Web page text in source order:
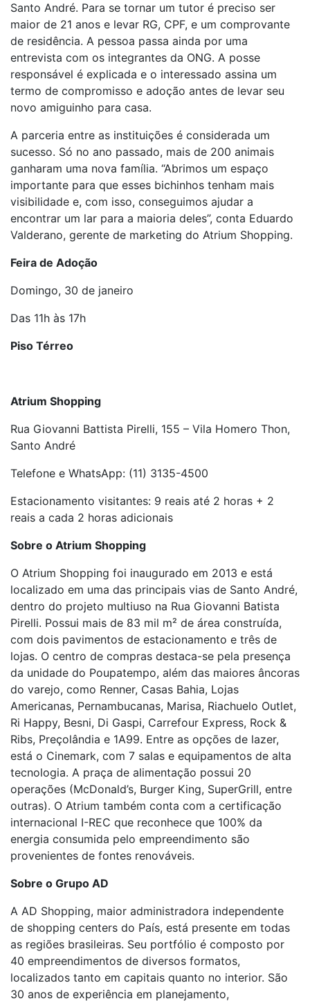
Santo André. Para se tornar um tutor é preciso ser
maior de 21 anos e levar RG, CPF, e um comprovante
de residência. A pessoa passa ainda por uma
entrevista com os integrantes da ONG. A posse
responsável é explicada e o interessado assina um
termo de compromisso e adoção antes de levar seu
novo amiguinho para casa.
A parceria entre as instituições é considerada um
sucesso. Só no ano passado, mais de 200 animais
ganharam uma nova família. “Abrimos um espaço
importante para que esses bichinhos tenham mais
visibilidade e, com isso, conseguimos ajudar a
encontrar um lar para a maioria deles”, conta Eduardo
Valderano, gerente de marketing do Atrium Shopping.
Feira de Adoção
Domingo, 30 de janeiro
Das 11h às 17h
Piso Térreo
Atrium Shopping
Rua Giovanni Battista Pirelli, 155 – Vila Homero Thon,
Santo André
Telefone e WhatsApp: (11) 3135-4500
Estacionamento visitantes: 9 reais até 2 horas + 2
reais a cada 2 horas adicionais
Sobre o Atrium Shopping
O Atrium Shopping foi inaugurado em 2013 e está
localizado em uma das principais vias de Santo André,
dentro do projeto multiuso na Rua Giovanni Batista
Pirelli. Possui mais de 83 mil m² de área construída,
com dois pavimentos de estacionamento e três de
lojas. O centro de compras destaca-se pela presença
da unidade do Poupatempo, além das maiores âncoras
do varejo, como Renner, Casas Bahia, Lojas
Americanas, Pernambucanas, Marisa, Riachuelo Outlet,
Ri Happy, Besni, Di Gaspi, Carrefour Express, Rock &
Ribs, Preçolândia e 1A99. Entre as opções de lazer,
está o Cinemark, com 7 salas e equipamentos de alta
tecnologia. A praça de alimentação possui 20
operações (McDonald’s, Burger King, SuperGrill, entre
outras). O Atrium também conta com a certificação
internacional I-REC que reconhece que 100% da
energia consumida pelo empreendimento são
provenientes de fontes renováveis.
Sobre o Grupo AD
A AD Shopping, maior administradora independente
de shopping centers do País, está presente em todas
as regiões brasileiras. Seu portfólio é composto por
40 empreendimentos de diversos formatos,
localizados tanto em capitais quanto no interior. São
30 anos de experiência em planejamento,